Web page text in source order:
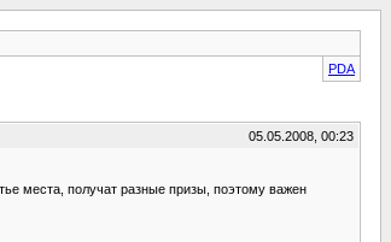
PDA
05.05.2008, 00:23
места, получат разные призы, поэтому важен